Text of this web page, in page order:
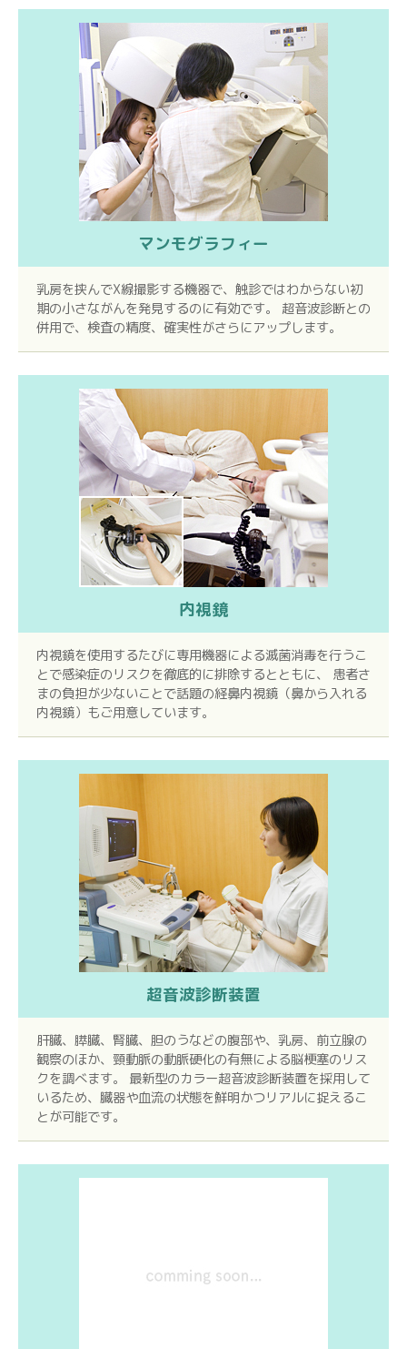
マンモグラフィー
乳房を挟んでX線撮影する機器で、触診ではわからない初
期の小さながんを発見するのに有効です。 超音波診断との
併用で、検査の精度、確実性がさらにアップします。
内視鏡
内視鏡を使用するたびに専用機器による滅菌消毒を行うこ
とで感染症のリスクを徹底的に排除するとともに、 患者さ
まの負担が少ないことで話題の経鼻内視鏡（鼻から入れる
内視鏡）もご用意しています。
超音波診断装置
肝臓、膵臓、腎臓、胆のうなどの腹部や、乳房、前立腺の
観察のほか、頸動脈の動脈硬化の有無による脳梗塞のリス
クを調べます。 最新型のカラー超音波診断装置を採用して
いるため、臓器や血流の状態を鮮明かつリアルに捉えるこ
とが可能です。